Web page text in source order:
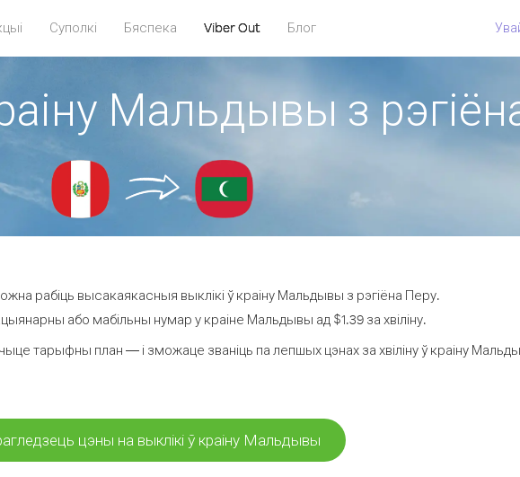
Суполкі Бяспека Viber Out Блог
Мальдывы з
рабіць высакаякасныя выклікі ў краіну Мальдывы з рэгіёна Перу.
або мабільны нумар у краіне Мальдывы ад $1.39 за хвіліну.
тарыфны план — і зможаце званіць па лепшых цэнах за хвіліну ў краіну
цэны на выклікі ў краіну Мальдывы